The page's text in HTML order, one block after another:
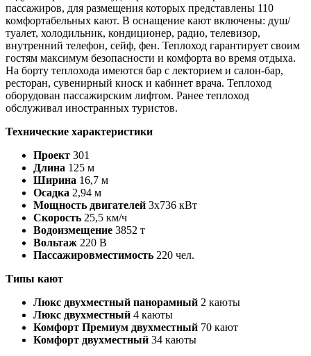
пассажиров, для размещения которых представлены 110
комфортабельных кают. В оснащение кают включены: душ/
туалет, холодильник, кондиционер, радио, телевизор,
внутренний телефон, сейф, фен. Теплоход гарантирует своим
гостям максимум безопасности и комфорта во время отдыха.
На борту теплохода имеются бар с лекторием и салон-бар,
ресторан, сувенирный киоск и кабинет врача. Теплоход
оборудован пассажирским лифтом. Ранее теплоход
обслуживал иностранных туристов.
Технические характеристики
Проект 301
Длина 125 м
Ширина 16,7 м
Осадка 2,94 м
Мощность двигателей 3х736 кВт
Скорость 25,5 км/ч
Водоизмещение 3852 т
Вольтаж 220 В
Пассажировместимость 220 чел.
Типы кают
Люкс двухместный панорамный 2 каюты
Люкс двухместный 4 каюты
Комфорт Премиум двухместный 70 кают
Комфорт двухместный 34 каюты